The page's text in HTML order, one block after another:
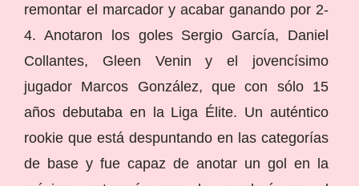
remontar el marcador y acabar ganando por 2-
4. Anotaron los goles Sergio García, Daniel
Collantes, Gleen Venin y el jovencísimo
jugador Marcos González, que con sólo 15
años debutaba en la Liga Élite. Un auténtico
rookie que está despuntando en las categorías
de base y fue capaz de anotar un gol en la